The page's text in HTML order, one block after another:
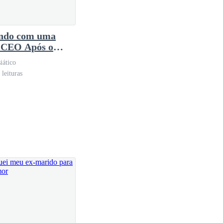
com uma
Após o